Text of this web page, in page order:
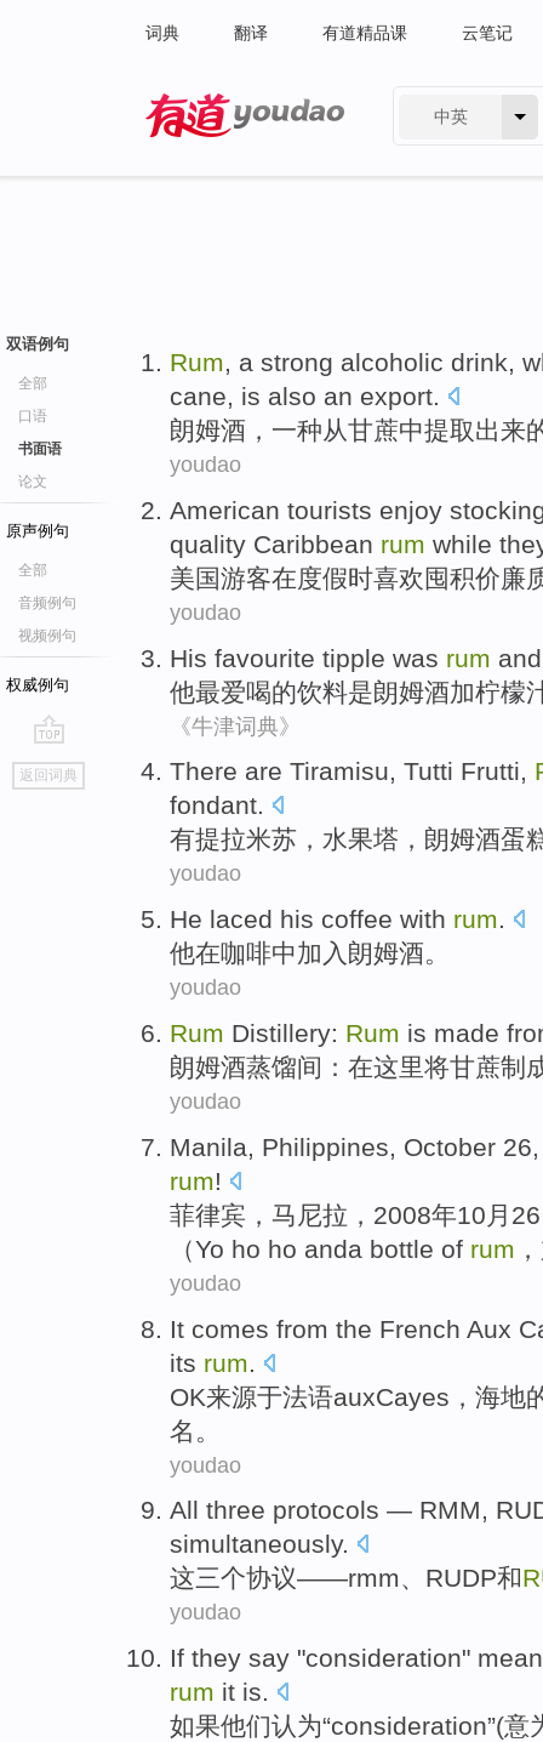
词典 翻译 有道精品课 云笔记
中英
双语例句
全部
口语
书面语
论文
原声例句
全部
音频例句
视频例句
权威例句
go
top
返回词典
Rum, a strong alcoholic drink,
cane, is also an export.
朗姆酒 ， 一种从甘蔗中提取出来
youdao
American tourists enjoy
quality Caribbean rum while
美国游客在度假时喜欢 囤积价廉
youdao
His favourite tipple was rum
他最爱喝的饮料是朗姆酒加柠檬
《牛津词典》
There are Tiramisu, Tutti Frutti,
fondant.
有提拉米苏 ，水果塔， 朗姆酒蛋
youdao
He laced his coffee with rum.
他在咖啡中加入朗姆酒。
youdao
Rum Distillery: Rum is made
朗姆酒蒸馏间 ：在这里将甘蔗制
youdao
Manila, Philippines, October 26
rum!
菲律宾 ， 马尼拉 ，2008年10月 26
（Yo ho ho anda bottle of rum
youdao
It comes from the French Aux
its rum
OK来源于法语auxCayes ， 海地
名 。
youdao
All three protocols — RMM,
simultaneously.
这三个协议——rmm、RUDP和
youdao
If they say "consideration"
rum it is.
如果他们认为“consideration”(意